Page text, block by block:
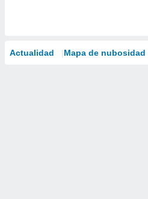
Actualidad Mapa de nubosidad